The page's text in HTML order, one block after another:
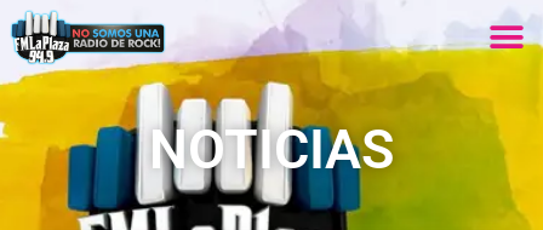
NOTICIAS